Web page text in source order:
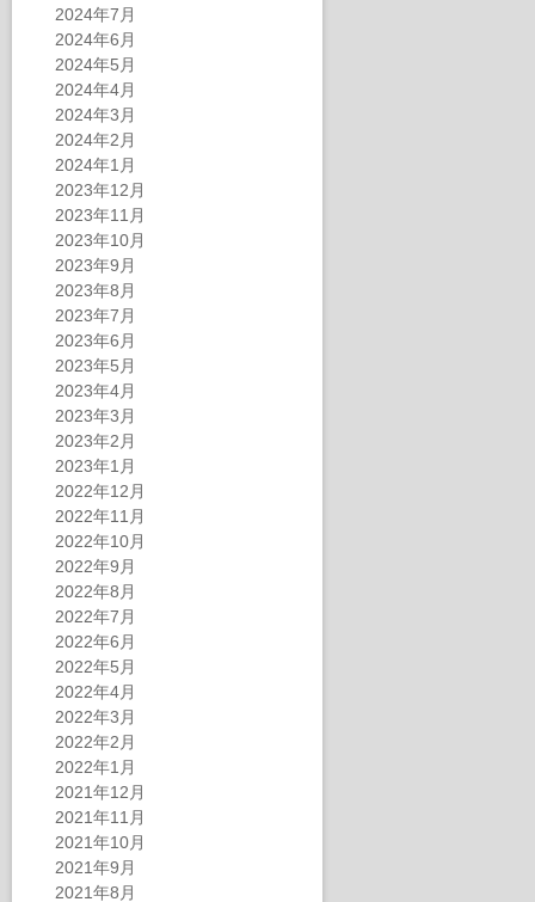
2024年7月
2024年6月
2024年5月
2024年4月
2024年3月
2024年2月
2024年1月
2023年12月
2023年11月
2023年10月
2023年9月
2023年8月
2023年7月
2023年6月
2023年5月
2023年4月
2023年3月
2023年2月
2023年1月
2022年12月
2022年11月
2022年10月
2022年9月
2022年8月
2022年7月
2022年6月
2022年5月
2022年4月
2022年3月
2022年2月
2022年1月
2021年12月
2021年11月
2021年10月
2021年9月
2021年8月